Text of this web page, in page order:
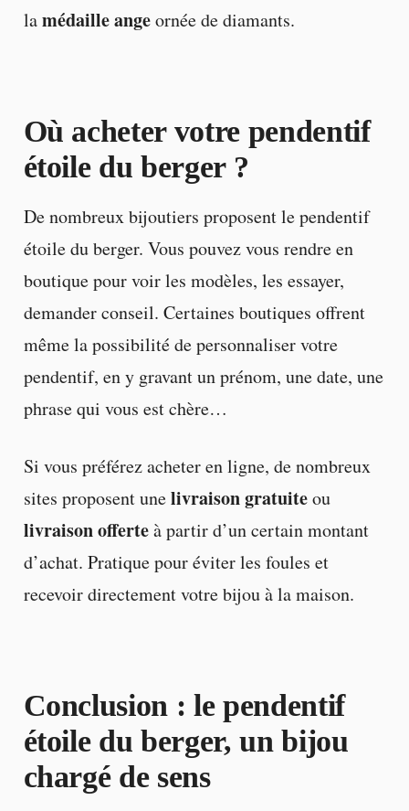
lamédaille angeornée de diamants.
Où acheter votre pendentif
étoile du berger ?
De nombreux bijoutiers proposent le pendentif
étoile du berger. Vous pouvez vous rendre en
boutique pour voir les modèles, les essayer,
demander conseil. Certaines boutiques offrent
même la possibilité de personnaliser votre
pendentif, en y gravant un prénom, une date, une
phrase qui vous est chère…
Si vous préférez acheter en ligne, de nombreux
sites proposent unelivraison gratuiteou
livraison offerteà partir d’un certain montant
d’achat. Pratique pour éviter les foules et
recevoir directement votre bijou à la maison.
Conclusion : le pendentif
étoile du berger, un bijou
chargé de sens